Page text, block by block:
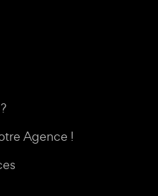
Agence !